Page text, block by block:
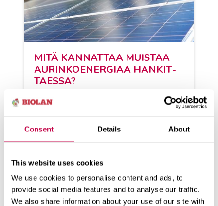
Consent Details About
This website uses cookies
We use cookies to personalise content and ads, to
provide social media features and to analyse our traffic.
We also share information about your use of our site with
MITÄ KAN­NAT­TAA MUIS­TAA
AU­RIN­KOE­NER­GI­AA HAN­KIT­
TAES­SA?
Kiin­nos­tus au­rin­koe­ner­gian hank­ki­
mi­seen on ol­lut vah­vas­sa kas­vus­sa
jo vuo­sia, mut­ta edel­leen sen hyö...